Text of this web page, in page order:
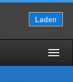
Laden